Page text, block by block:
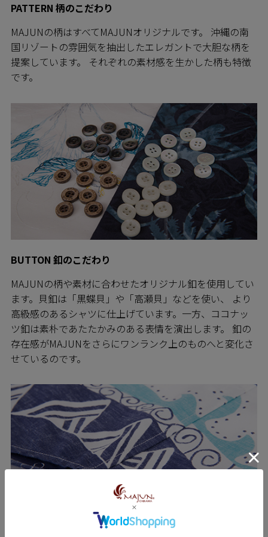
PATTERN 柄のこだわり
MAJUNの柄はすべてMAJUNオリジナルです。 沖縄の南
国リゾートの雰囲気を抽出したエレガントで大胆な柄を
提案しています。 それぞれの素材感を生かした柄も特徴
です。
BUTTON 釦のこだわり
MAJUNの柄や素材に合わせたオリジナル釦を使用してい
ます。貝釦は「黒蝶貝」や「高瀬貝」などを使い、 より
高級感のあるシャツに仕上げています。一方、ココナッ
ツ釦は素朴であたたかみのある表情を演出します。 釦の
存在感がMAJUNをさらにワンランク上のものへと変化さ
せているのです。